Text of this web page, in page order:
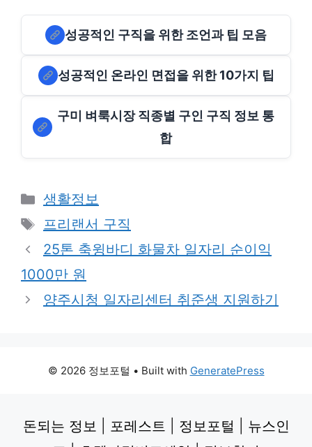
성공적인 구직을 위한 조언과 팁 모음
성공적인 온라인 면접을 위한 10가지 팁
구미 벼룩시장 직종별 구인 구직 정보 통
합
Categories
생활정보
Tags
프리랜서 구직
25톤 축윙바디 화물차 일자리 순이익
1000만 원
양주시청 일자리센터 취준생 지원하기
© 2026 정보포털 • Built with GeneratePress
돈되는 정보 포레스트 정보포털
뉴스인